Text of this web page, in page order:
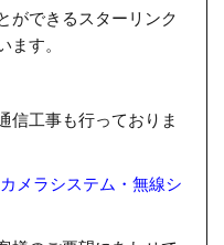
ができるスターリンク
ます。
信工事も行っておりま
メラシステム・無線シ